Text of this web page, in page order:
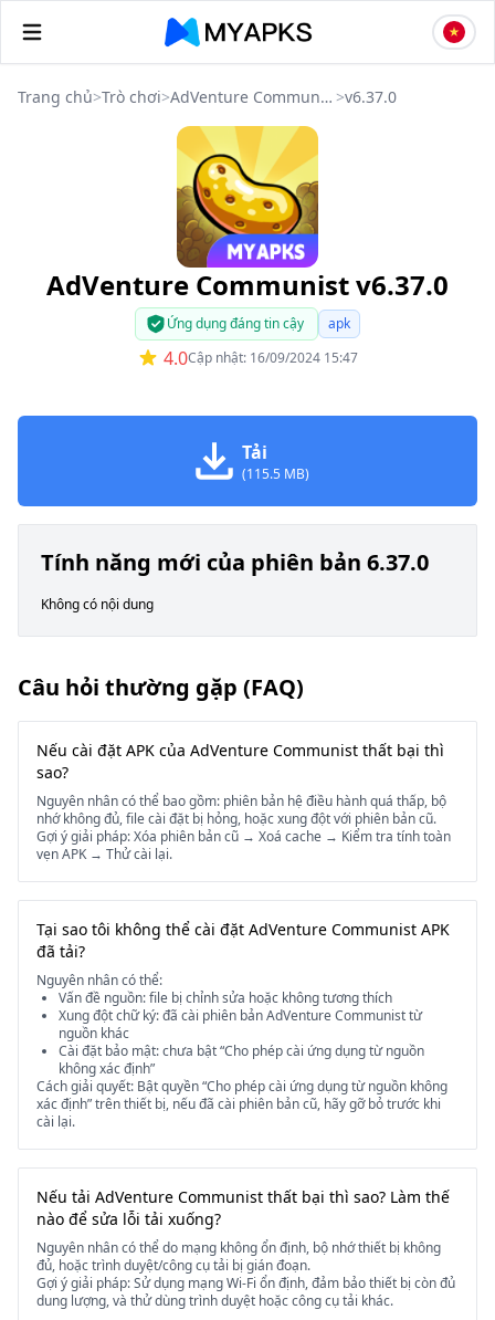
Trang chủ>Trò chơi> AdVenture Communist >v6.37.0
AdVenture Communist v6.37.0
Ứng dụng đáng tin cậy apk
4.0Cập nhật: 16/09/2024 15:47
Tải
(115.5 MB)
Tính năng mới của phiên bản 6.37.0
Không có nội dung
Câu hỏi thường gặp (FAQ)
Nếu cài đặt APK của AdVenture Communist thất bại thì
sao?
Nguyên nhân có thể bao gồm: phiên bản hệ điều hành quá thấp, bộ
nhớ không đủ, file cài đặt bị hỏng, hoặc xung đột với phiên bản cũ.
Gợi ý giải pháp: Xóa phiên bản cũ → Xoá cache → Kiểm tra tính toàn
vẹn APK → Thử cài lại.
Tại sao tôi không thể cài đặt AdVenture Communist APK
đã tải?
Nguyên nhân có thể:
Vấn đề nguồn: file bị chỉnh sửa hoặc không tương thích
Xung đột chữ ký: đã cài phiên bản AdVenture Communist từ
nguồn khác
Cài đặt bảo mật: chưa bật “Cho phép cài ứng dụng từ nguồn
không xác định”
Cách giải quyết: Bật quyền “Cho phép cài ứng dụng từ nguồn không
xác định” trên thiết bị, nếu đã cài phiên bản cũ, hãy gỡ bỏ trước khi
cài lại.
Nếu tải AdVenture Communist thất bại thì sao? Làm thế
nào để sửa lỗi tải xuống?
Nguyên nhân có thể do mạng không ổn định, bộ nhớ thiết bị không
đủ, hoặc trình duyệt/công cụ tải bị gián đoạn.
Gợi ý giải pháp: Sử dụng mạng Wi-Fi ổn định, đảm bảo thiết bị còn đủ
dung lượng, và thử dùng trình duyệt hoặc công cụ tải khác.